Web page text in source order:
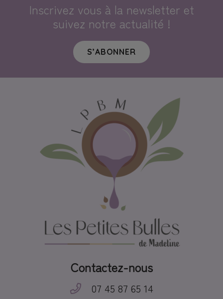
Inscrivez vous à la newsletter et
suivez notre actualité !
S’ABONNER
Contactez-nous
07 45 87 65 14